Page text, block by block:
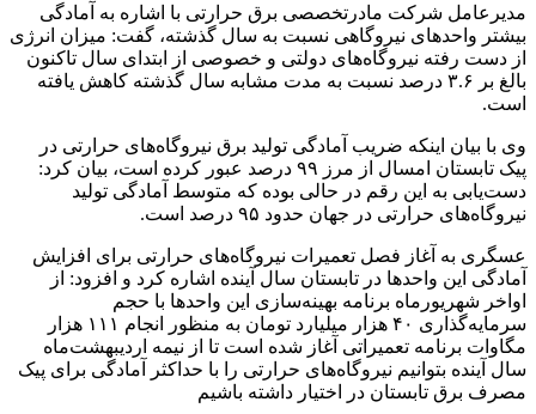
مدیرعامل شرکت مادرتخصصی برق حرارتی با اشاره به آمادگی
بیشتر واحدهای نیروگاهی نسبت به سال گذشته، گفت: میزان انرژی
از دست رفته نیروگاه‌های دولتی و خصوصی از ابتدای سال تاکنون
بالغ بر ۳.۶ درصد نسبت به مدت مشابه سال گذشته کاهش یافته
است.
وی با بیان اینکه ضریب آمادگی تولید برق نیروگاه‌های حرارتی در
پیک تابستان امسال از مرز ۹۹ درصد عبور کرده است، بیان کرد:
دست‌یابی به این رقم در حالی بوده که متوسط آمادگی تولید
نیروگاه‌های حرارتی در جهان حدود ۹۵ درصد است.
عسگری به آغاز فصل تعمیرات نیروگاه‌های حرارتی برای افزایش
آمادگی این واحدها در تابستان سال آینده اشاره کرد و افزود: از
اواخر شهریورماه برنامه بهینه‌سازی این واحدها با حجم
سرمایه‌گذاری ۴۰ هزار میلیارد تومان به منظور انجام ۱۱۱ هزار
مگاوات برنامه تعمیراتی آغاز شده است تا از نیمه اردیبهشت‌ماه
سال آینده بتوانیم نیروگاه‌های حرارتی را با حداکثر آمادگی برای پیک
مصرف برق تابستان در اختیار داشته باشیم